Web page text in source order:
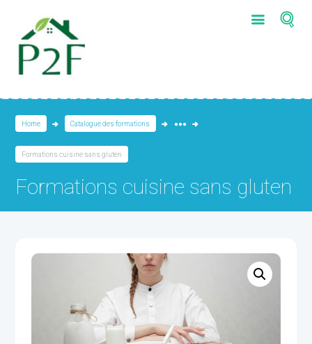
Home Catalogue des formations ●●●
Formations cuisine sans gluten
Formations cuisine sans gluten